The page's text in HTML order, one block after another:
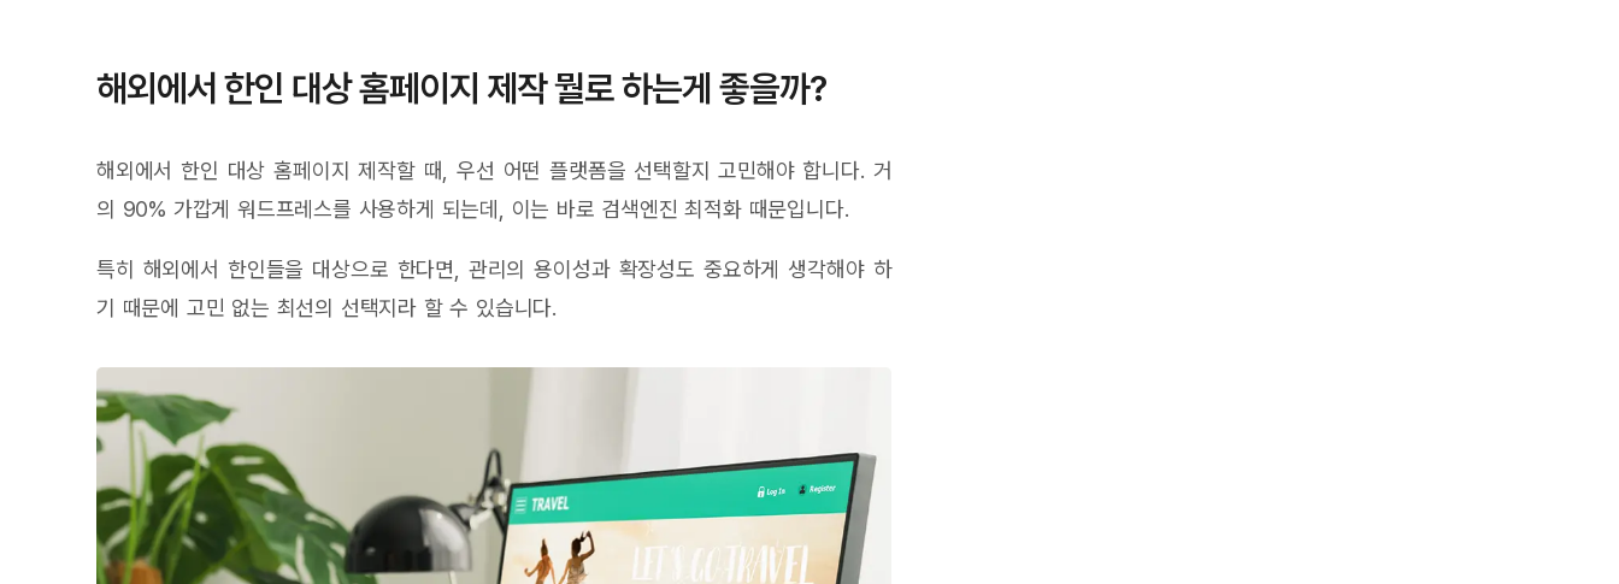
해외에서 한인 대상 홈페이지 제작 뭘로 하는게 좋을까?
해외에서 한인 대상 홈페이지 제작할 때, 우선 어떤 플랫폼을 선택할지 고민해야 합니다. 거
의 90% 가깝게 워드프레스를 사용하게 되는데, 이는 바로 검색엔진 최적화 때문입니다.
특히 해외에서 한인들을 대상으로 한다면, 관리의 용이성과 확장성도 중요하게 생각해야 하
기 때문에 고민 없는 최선의 선택지라 할 수 있습니다.